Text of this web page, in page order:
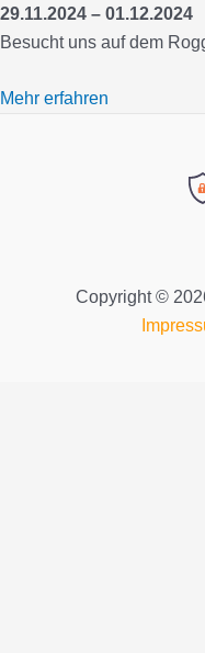
29.11.2024 – 01.12.2024
Besucht uns auf dem
Mehr erfahren
Copyright ©